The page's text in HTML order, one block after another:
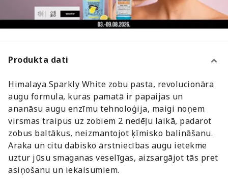
Produkta dati
Himalaya Sparkly White zobu pasta, revolucionāra
augu formula, kuras pamatā ir papaijas un
ananāsu augu enzīmu tehnoloģija, maigi noņem
virsmas traipus uz zobiem 2 nedēļu laikā, padarot
zobus baltākus, neizmantojot ķīmisko balināšanu.
Araka un citu dabisko ārstniecības augu ietekme
uztur jūsu smaganas veselīgas, aizsargājot tās pret
asiņošanu un iekaisumiem.